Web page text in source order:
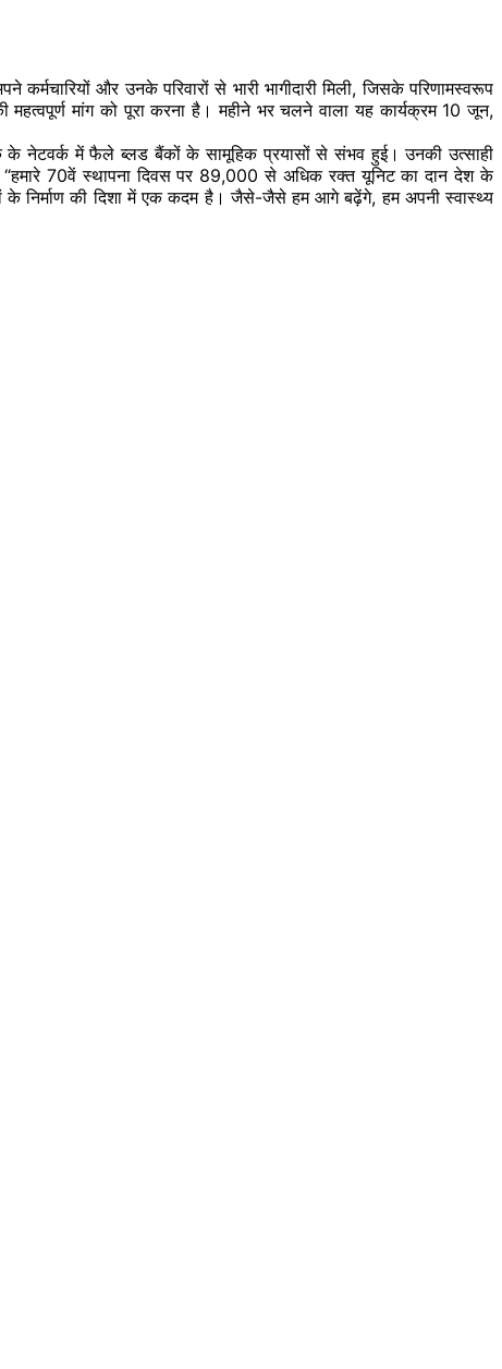
और उनके परिवारों से भारी भागीदारी मिली, जिसके परिणामस्वरूप
मांग को पूरा करना है। महीने भर चलने वाला यह कार्यक्रम 10 जून,
के नेटवर्क में फैले ब्लड बैंकों के सामूहिक प्रयासों से संभव हुई। उनकी उत्साही
“हमारे 70वेंस्थापना दिवस पर 89,000 से अधिक रक्त यूनिट का दान देश के
के निर्माण की दिशा में एक कदम है। जैसे-जैसे हम आगे बढ़ेंगे, हम अपनी स्वास्थ्य